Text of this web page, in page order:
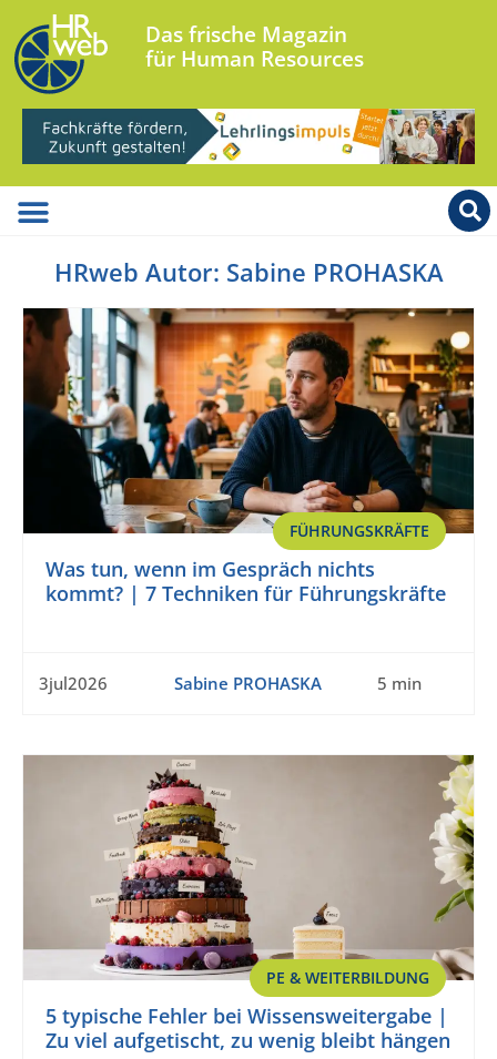
Das frische Magazin
für Human Resources
HRweb Autor: Sabine PROHASKA
FÜHRUNGSKRÄFTE
Was tun, wenn im Gespräch nichts
kommt? | 7 Techniken für Führungskräfte
3jul2026 Sabine PROHASKA 5 min
PE & WEITERBILDUNG
5 typische Fehler bei Wissensweitergabe |
Zu viel aufgetischt, zu wenig bleibt hängen